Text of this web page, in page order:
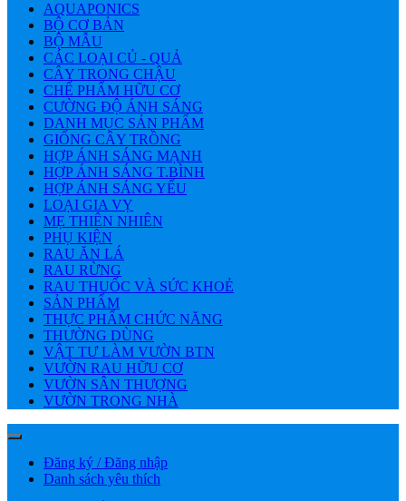
AQUAPONICS
BỘ CƠ BẢN
BỘ MẪU
CÁC LOẠI CỦ - QUẢ
CÂY TRONG CHẬU
CHẾ PHẨM HỮU CƠ
CƯỜNG ĐỘ ÁNH SÁNG
DANH MỤC SẢN PHẨM
GIỐNG CÂY TRỒNG
HỢP ÁNH SÁNG MẠNH
HỢP ÁNH SÁNG T.BÌNH
HỢP ÁNH SÁNG YẾU
LOẠI GIA VỴ
MẸ THIÊN NHIÊN
PHỤ KIỆN
RAU ĂN LÁ
RAU RỪNG
RAU THUỐC VÀ SỨC KHOẺ
SẢN PHẨM
THỰC PHẨM CHỨC NĂNG
THƯỜNG DÙNG
VẬT TƯ LÀM VƯỜN BTN
VƯỜN RAU HỮU CƠ
VƯỜN SÂN THƯỢNG
VƯỜN TRONG NHÀ
Đăng ký / Đăng nhập
Danh sách yêu thích